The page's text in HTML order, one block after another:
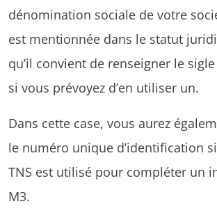
dénomination sociale de votre
est mentionnée dans le statut
qu’il convient de renseigner le
si vous prévoyez d’en utiliser un.
Dans cette case, vous aurez
le numéro unique d’identification
TNS est utilisé pour compléter un
M3.